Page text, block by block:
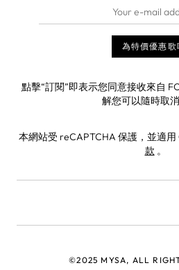
點擊“訂閱”即表示您同意接收來自
解您可以隨時取消
本網站受 reCAPTCHA 保護，並適用
款 。
©2025 MYSA, ALL